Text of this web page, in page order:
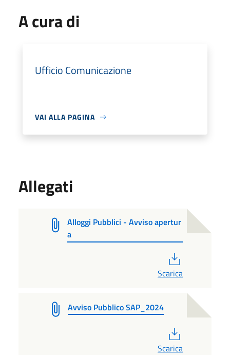
A cura di
Ufficio Comunicazione
VAI ALLA PAGINA
Allegati
Alloggi Pubblici - Avviso apertur
a
Scarica
Avviso Pubblico SAP_2024
Scarica